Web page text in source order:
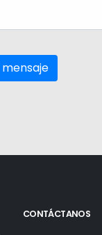
CONTÁCTANOS